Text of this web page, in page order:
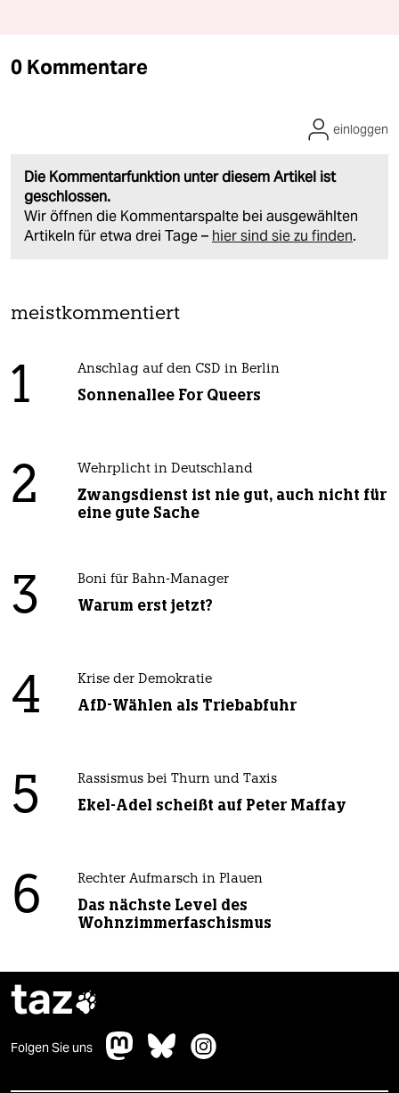
0 Kommentare
Die Kommentarfunktion unter diesem Artikel ist
geschlossen.
Wir öffnen die Kommentarspalte bei ausgewählten
Artikeln für etwa drei Tage – hier sind sie zu finden.
einloggen
meistkommentiert
1 Anschlag auf den CSD in Berlin
Sonnenallee For Queers
2 Wehrplicht in Deutschland
Zwangsdienst ist nie gut, auch nicht für
eine gute Sache
3 Boni für Bahn-Manager
Warum erst jetzt?
4 Krise der Demokratie
AfD-Wählen als Triebabfuhr
5 Rassismus bei Thurn und Taxis
Ekel-Adel scheißt auf Peter Maffay
6 Rechter Aufmarsch in Plauen
Das nächste Level des
Wohnzimmerfaschismus
taz
Folgen Sie uns